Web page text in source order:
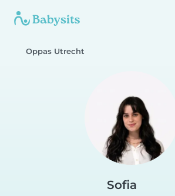
Oppas Utrecht
Sofia